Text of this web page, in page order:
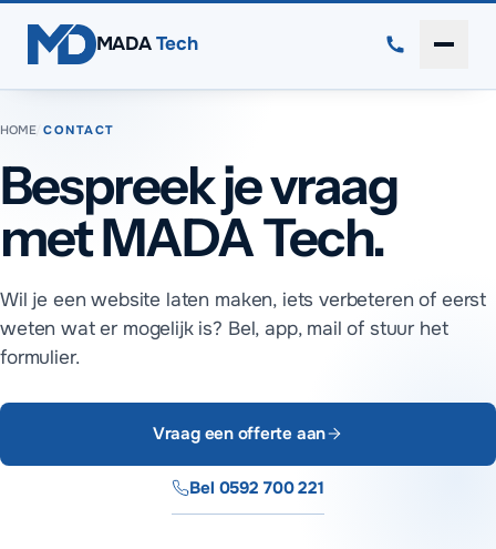
MADA Tech
HOME/CONTACT
Bespreek je vraag
met MADA Tech.
Wil je een website laten maken, iets verbeteren of eerst
weten wat er mogelijk is? Bel, app, mail of stuur het
formulier.
Vraag een offerte aan
Bel 0592 700 221